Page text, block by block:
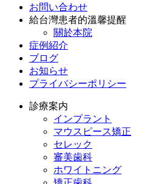
お問い合わせ
給台灣患者的溫馨提醒
關於本院
症例紹介
ブログ
お知らせ
プライバシーポリシー
診療案内
インプラント
マウスピース矯正
セレック
審美歯科
ホワイトニング